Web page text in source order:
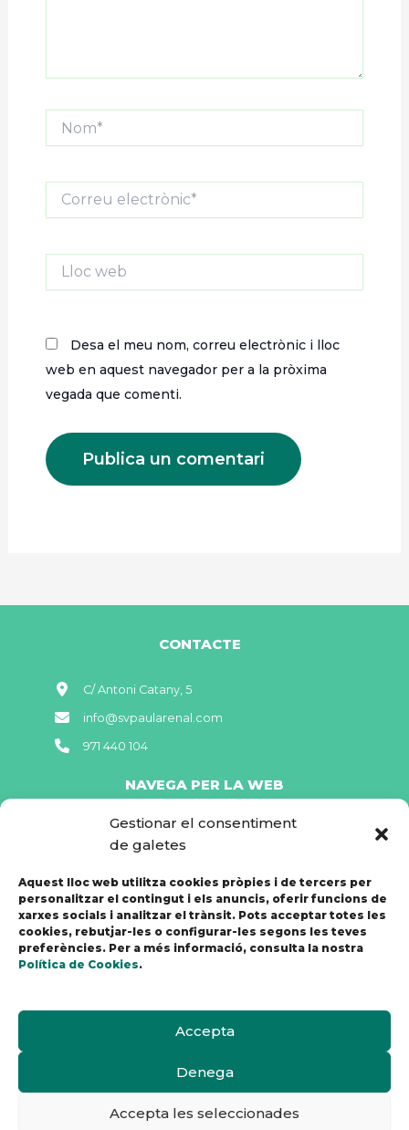
Gestionar el consentiment
de galetes
Aquest lloc web utilitza cookies pròpies i de tercers per
personalitzar el contingut i els anuncis, oferir funcions de
xarxes socials i analitzar el trànsit. Pots acceptar totes les
cookies, rebutjar-les o configurar-les segons les teves
preferències. Per a més informació, consulta la nostra
Política de Cookies.
Accepta
Denega
Accepta les seleccionades
Correu
electrònic*
Lloc
web
Desa el meu nom, correu electrònic i lloc
web en aquest navegador per a la pròxima
vegada que comenti.
CONTACTE
C/ Antoni Catany, 5
info@svpaularenal.com
971 440 104
NAVEGA PER LA WEB
Accés GestIB
Menjador
Etapes educatives
Calendari
DOCUMENTACIÓ LEGAL
Política de Galetes
Copyright © 2026 Escoles Germanes de la Caritat SVP